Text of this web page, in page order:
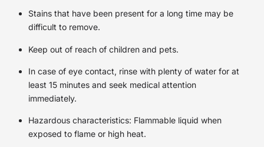
Stains that have been present for a long time may be
difficult to remove.
Keep out of reach of children and pets.
In case of eye contact, rinse with plenty of water for at
least 15 minutes and seek medical attention
immediately.
Hazardous characteristics: Flammable liquid when
exposed to flame or high heat.